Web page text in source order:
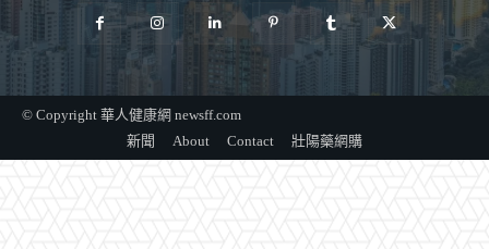
© Copyright 華人健康網 newsff.com
新聞
About Contact 壯陽藥網購